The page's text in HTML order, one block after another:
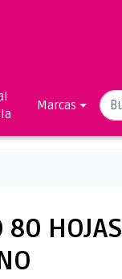
Marcas
80 HOJAS